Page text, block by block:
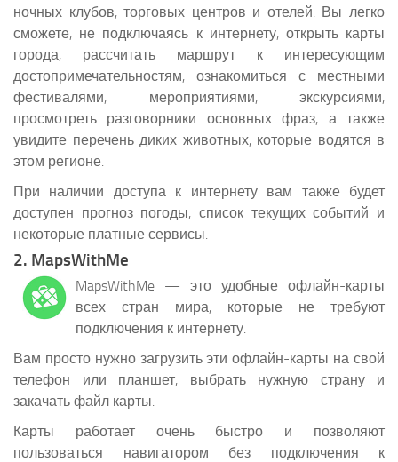
ночных клубов, торговых центров и отелей. Вы легко
сможете, не подключаясь к интернету, открыть карты
города, рассчитать маршрут к интересующим
достопримечательностям, ознакомиться с местными
фестивалями, мероприятиями, экскурсиями,
просмотреть разговорники основных фраз, а также
увидите перечень диких животных, которые водятся в
этом регионе.
При наличии доступа к интернету вам также будет
доступен прогноз погоды, список текущих событий и
некоторые платные сервисы.
2. MapsWithMe
MapsWithMe — это удобные офлайн-карты
всех стран мира, которые не требуют
подключения к интернету.
Вам просто нужно загрузить эти офлайн-карты на свой
телефон или планшет, выбрать нужную страну и
закачать файл карты.
Карты работает очень быстро и позволяют
пользоваться навигатором без подключения к